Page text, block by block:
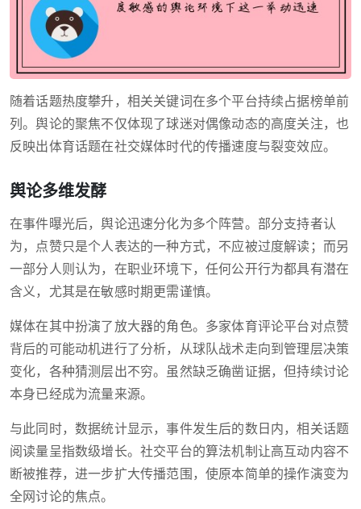
随着话题热度攀升，相关关键词在多个平台持续占据榜单前
列。舆论的聚焦不仅体现了球迷对偶像动态的高度关注，也
反映出体育话题在社交媒体时代的传播速度与裂变效应。
舆论多维发酵
在事件曝光后，舆论迅速分化为多个阵营。部分支持者认
为，点赞只是个人表达的一种方式，不应被过度解读；而另
一部分人则认为，在职业环境下，任何公开行为都具有潜在
含义，尤其是在敏感时期更需谨慎。
媒体在其中扮演了放大器的角色。多家体育评论平台对点赞
背后的可能动机进行了分析，从球队战术走向到管理层决策
变化，各种猜测层出不穷。虽然缺乏确凿证据，但持续讨论
本身已经成为流量来源。
与此同时，数据统计显示，事件发生后的数日内，相关话题
阅读量呈指数级增长。社交平台的算法机制让高互动内容不
断被推荐，进一步扩大传播范围，使原本简单的操作演变为
全网讨论的焦点。